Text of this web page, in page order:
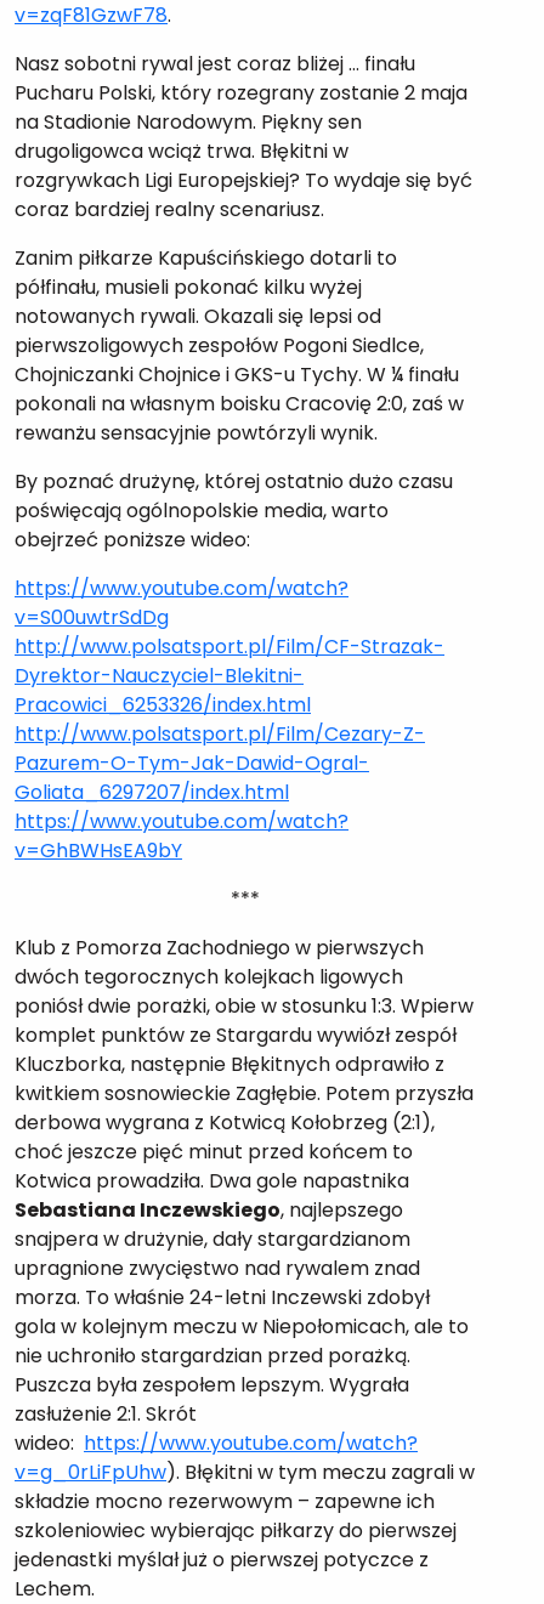
v=zqF81GzwF78.
Nasz sobotni rywal jest coraz bliżej … finału
Pucharu Polski, który rozegrany zostanie 2 maja
na Stadionie Narodowym. Piękny sen
drugoligowca wciąż trwa. Błękitni w
rozgrywkach Ligi Europejskiej? To wydaje się być
coraz bardziej realny scenariusz.
Zanim piłkarze Kapuścińskiego dotarli to
półfinału, musieli pokonać kilku wyżej
notowanych rywali. Okazali się lepsi od
pierwszoligowych zespołów Pogoni Siedlce,
Chojniczanki Chojnice i GKS-u Tychy. W ¼ finału
pokonali na własnym boisku Cracovię 2:0, zaś w
rewanżu sensacyjnie powtórzyli wynik.
By poznać drużynę, której ostatnio dużo czasu
poświęcają ogólnopolskie media, warto
obejrzeć poniższe wideo:
https://www.youtube.com/watch?
v=S00uwtrSdDg
http://www.polsatsport.pl/Film/CF-Strazak-
Dyrektor-Nauczyciel-Blekitni-
Pracowici_6253326/index.html
http://www.polsatsport.pl/Film/Cezary-Z-
Pazurem-O-Tym-Jak-Dawid-Ogral-
Goliata_6297207/index.html
https://www.youtube.com/watch?
v=GhBWHsEA9bY
***
Klub z Pomorza Zachodniego w pierwszych
dwóch tegorocznych kolejkach ligowych
poniósł dwie porażki, obie w stosunku 1:3. Wpierw
komplet punktów ze Stargardu wywiózł zespół
Kluczborka, następnie Błękitnych odprawiło z
kwitkiem sosnowieckie Zagłębie. Potem przyszła
derbowa wygrana z Kotwicą Kołobrzeg (2:1),
choć jeszcze pięć minut przed końcem to
Kotwica prowadziła. Dwa gole napastnika
Sebastiana Inczewskiego, najlepszego
snajpera w drużynie, dały stargardzianom
upragnione zwycięstwo nad rywalem znad
morza. To właśnie 24-letni Inczewski zdobył
gola w kolejnym meczu w Niepołomicach, ale to
nie uchroniło stargardzian przed porażką.
Puszcza była zespołem lepszym. Wygrała
zasłużenie 2:1. Skrót
wideo: https://www.youtube.com/watch?
v=g_0rLiFpUhw). Błękitni w tym meczu zagrali w
składzie mocno rezerwowym – zapewne ich
szkoleniowiec wybierając piłkarzy do pierwszej
jedenastki myślał już o pierwszej potyczce z
Lechem.